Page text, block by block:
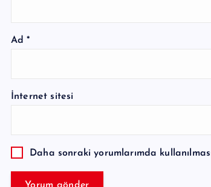
Ad*
İnternet sitesi
Daha sonraki yorumlarımda